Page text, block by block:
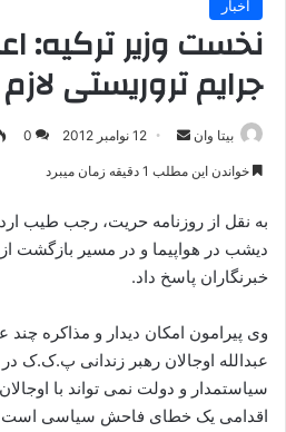
اخبار
نخست وزیر ترکیه:
جرایم تروریستی
بیتا وان
ر
ا
م
12 نوامبر 2012 0
خواندن این مطلب 1 دقیقه زمان میبرد
به نقل از روزنامه حریت، رجب طیب
دیشب در هواپیما و در مسیر بازگشت
خبرنگاران پاسخ داد.
وی پیرامون امکان دیدار و مذاکره چند
عبدالله اوجالان رهبر زندانی پ.ک.ک
سیاستمدار و دولت نمی تواند با
اقدامی یک خطای فاحش سیاسی است و